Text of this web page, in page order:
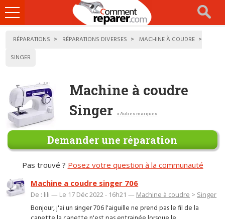
Ouvrir
le
RÉPARATIONS RÉPARATIONS DIVERSES
MACHINE À COUDRE
SINGER
Machine à coudre
Singer
< Autres marques
Demander une réparation
Pas trouvé ? Posez votre question à la communauté
Machine a coudre singer 706
De : lili — Le 17 Déc 2022 - 16h21 — Machine à coudre > Singer
Bonjour, j'ai un singer 706 l'aiguille ne prend pas le fil de la